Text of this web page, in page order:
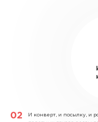
И конверт, и посылку, и